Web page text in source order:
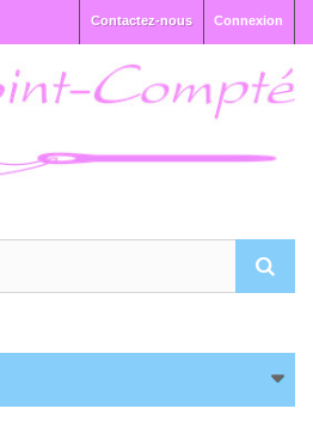
Connexion
Contactez-nous